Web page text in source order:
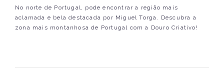
No norte de Portugal, pode encontrar a região mais
aclamada e bela destacada por Miguel Torga. Descubra a
zona mais montanhosa de Portugal com a Douro Criativo!